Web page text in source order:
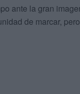
ante la gran
de marcar,